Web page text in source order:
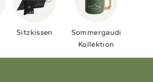
Sitzkissen
Sommergaudi
Kollektion